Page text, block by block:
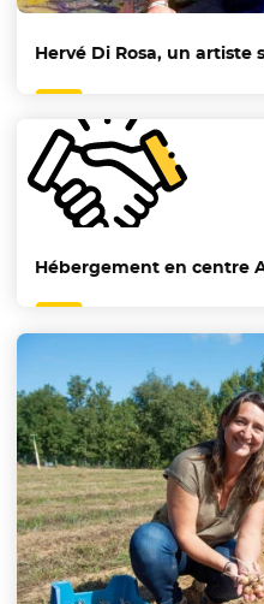
Hervé Di Rosa, un artiste
Hébergement en centre